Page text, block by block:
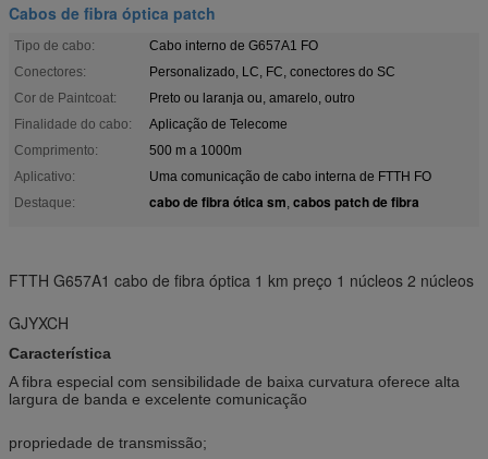
Cabos de fibra óptica patch
Tipo de cabo:
Cabo interno de G657A1 FO
Conectores:
Personalizado, LC, FC, conectores do SC
Cor de Paintcoat:
Preto ou laranja ou, amarelo, outro
Finalidade do cabo:
Aplicação de Telecome
Comprimento:
500 m a 1000m
Aplicativo:
Uma comunicação de cabo interna de FTTH FO
Destaque:
cabo de fibra ótica sm, cabos patch de fibra
FTTH G657A1 cabo de fibra óptica 1 km preço 1 núcleos 2 núcleos
GJYXCH
Característica
A fibra especial com sensibilidade de baixa curvatura oferece alta
largura de banda e excelente comunicação
propriedade de transmissão;